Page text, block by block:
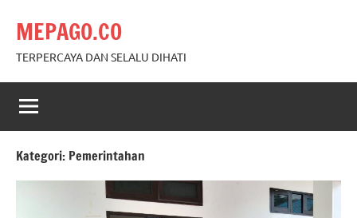
content
MEPAGO.CO
TERPERCAYA DAN SELALU DIHATI
Kategori: Pemerintahan